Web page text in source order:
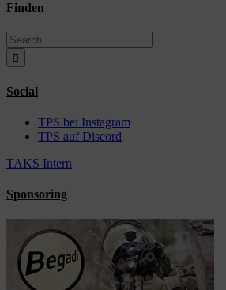
Finden
Search
for:
Social
TPS bei Instagram
TPS auf Discord
TAKS Intern
Sponsoring